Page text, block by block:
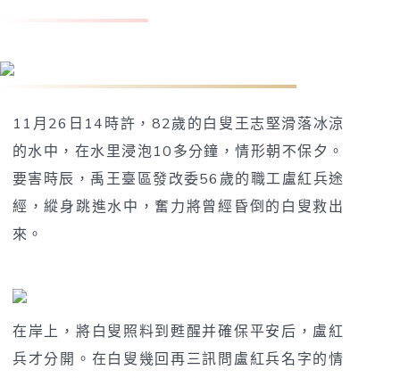
11月26日14時許，82歲的白叟王志堅滑落冰涼
的水中，在水里浸泡10多分鐘，情形朝不保夕。
要害時辰，禹王臺區發改委56歲的職工盧紅兵途
經，縱身跳進水中，奮力將曾經昏倒的白叟救出
來。
在岸上，將白叟照料到甦醒并確保平安后，盧紅
兵才分開。在白叟幾回再三訊問盧紅兵名字的情